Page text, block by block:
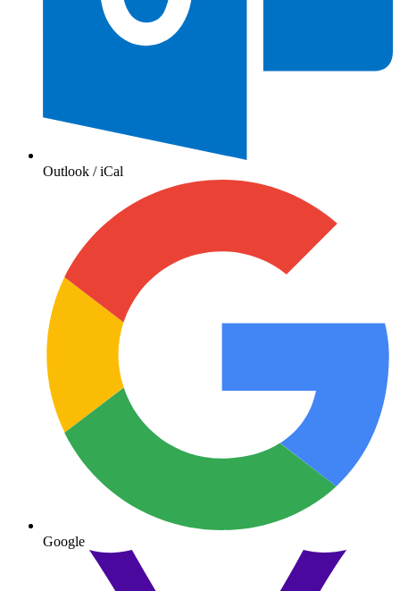
Outlook / iCal
Google